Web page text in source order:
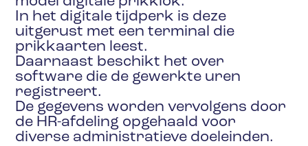
In het digitale tijdperk is deze
uitgerust met een terminal die
prikkaarten leest.
Daarnaast beschikt het over
software die de gewerkte uren
registreert.
De gegevens worden vervolgens door
de HR-afdeling opgehaald voor
diverse administratieve doeleinden.